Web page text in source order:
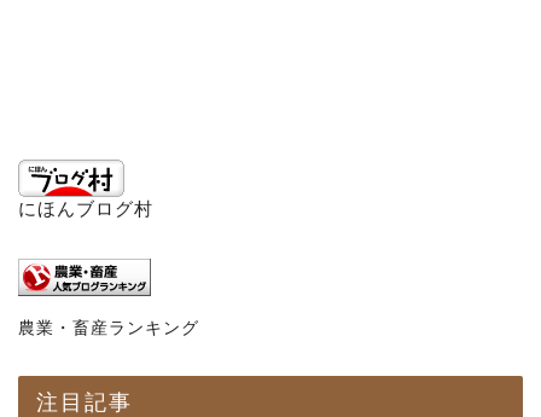
にほんブログ村
農業・畜産ランキング
注目記事